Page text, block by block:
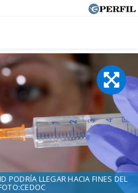
PODRÍA LLEGAR HACIA FINES DEL